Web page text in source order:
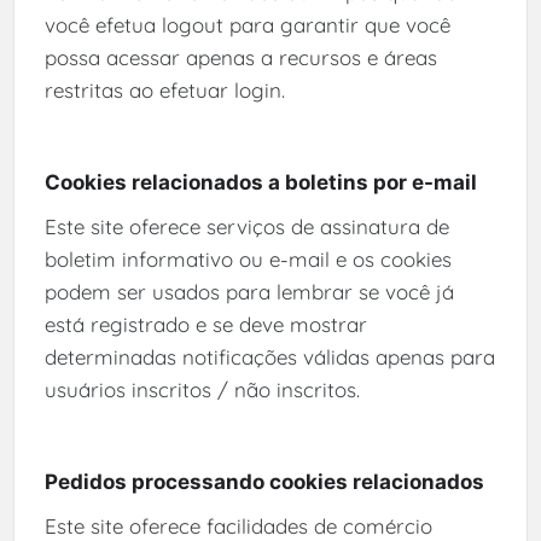
você efetua logout para garantir que você
possa acessar apenas a recursos e áreas
restritas ao efetuar login.
Cookies relacionados a boletins por e-mail
Este site oferece serviços de assinatura de
boletim informativo ou e-mail e os cookies
podem ser usados ​​para lembrar se você já
está registrado e se deve mostrar
determinadas notificações válidas apenas para
usuários inscritos / não inscritos.
Pedidos processando cookies relacionados
Este site oferece facilidades de comércio